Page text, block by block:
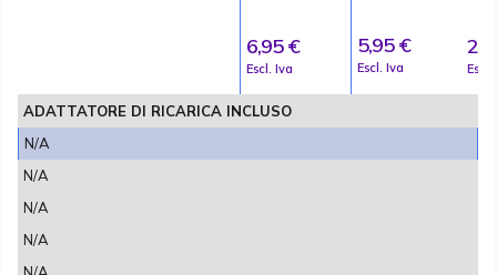
6,95 €
Escl. Iva
5,95 €
Escl. Iva Escl.
ADATTATORE DI RICARICA INCLUSO
N/A
N/A
N/A
N/A